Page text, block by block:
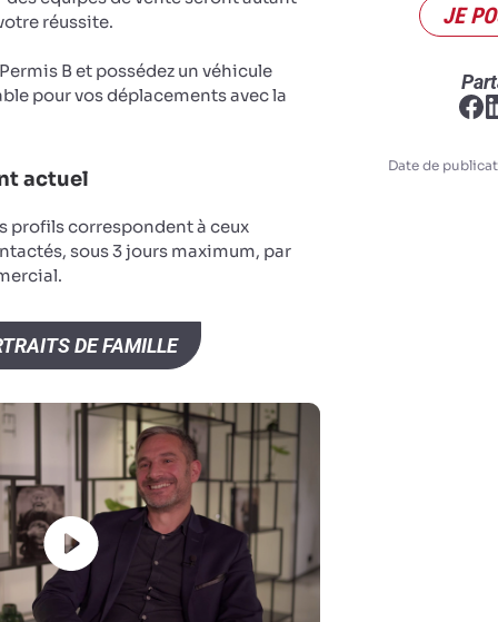
réussite.
B et possédez un véhicule
pour vos déplacements avec la
actuel
profils correspondent à ceux
sous 3 jours maximum, par
DE FAMILLE
JE
Date de